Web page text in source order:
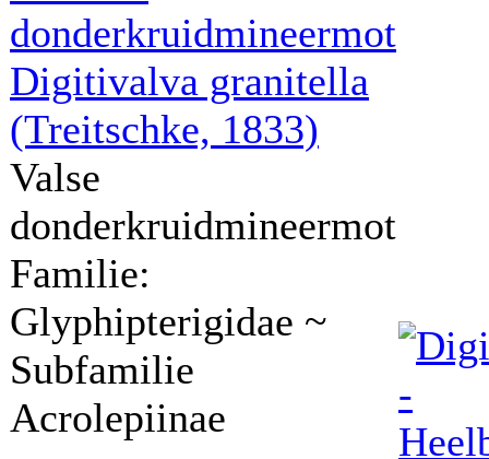
Digitivalva granitella
(Treitschke, 1833)
Valse
donderkruidmineermot
Familie:
Glyphipterigidae ~
Subfamilie
Acrolepiinae